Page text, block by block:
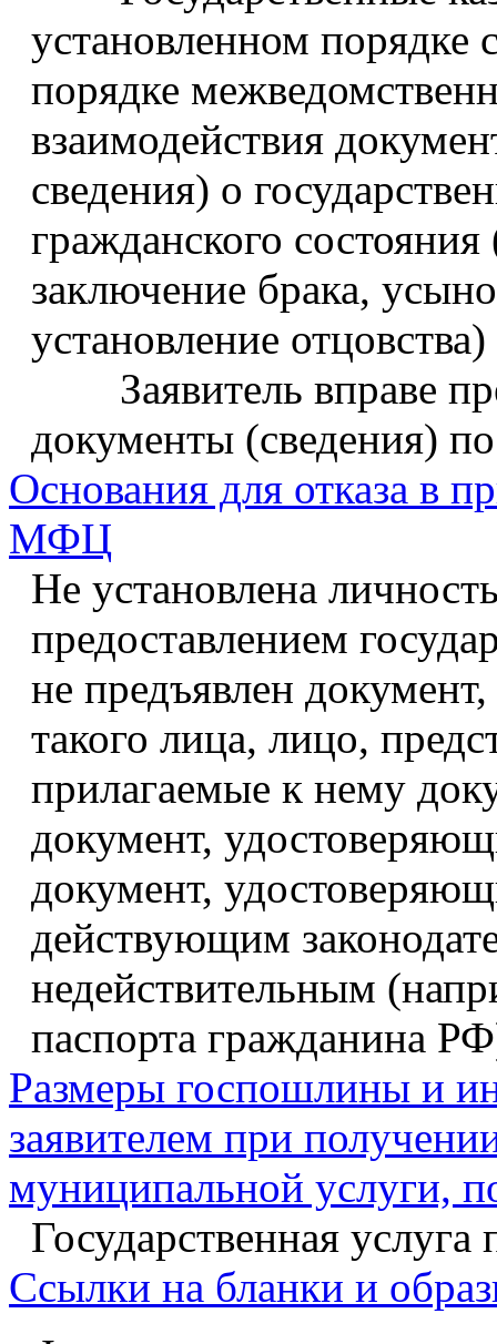
установленном порядке
порядке
взаимодействия
сведения) о
гражданского
заключение брака,
установление отцовства)
Заявитель вправе
документы (сведения)
Основания для отказа в
МФЦ
Не установлена
предоставлением
не предъявлен
такого лица, лицо,
прилагаемые к нему
документ,
документ,
действующим
недействительным
паспорта гражданина
Размеры госпошлины и
заявителем при
муниципальной услуги,
Государственная услуга
Ссылки на бланки и